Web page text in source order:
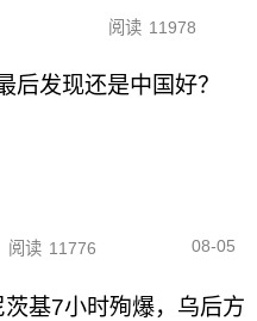
阅读 11978
后发现还是中国好？
阅读 11776 08-05
基7小时殉爆，乌后方